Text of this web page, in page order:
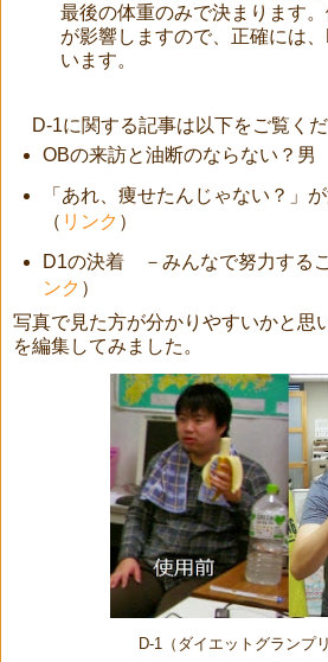
最後の体重のみで決まります
が影響しますので、正確には
います。
D-1に関する記事は以下をご覧くだ
OBの来訪と油断のならない？男
「あれ、痩せたんじゃない？」
（ リンク ）
D1の決着 －みんなで努力する
ンク ）
写真で見た方が分かりやすいかと思
を編集してみました。
D-1（ダイエットグランプ